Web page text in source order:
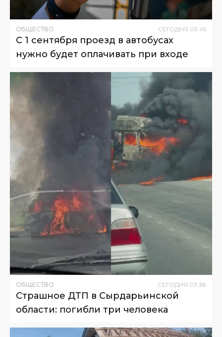
ОБЩЕСТВО СЕГОДНЯ 03:45
С 1 сентября проезд в автобусах
нужно будет оплачивать при входе
ОБЩЕСТВО СЕГОДНЯ 03:38
Страшное ДТП в Сырдарьинской
области: погибли три человека